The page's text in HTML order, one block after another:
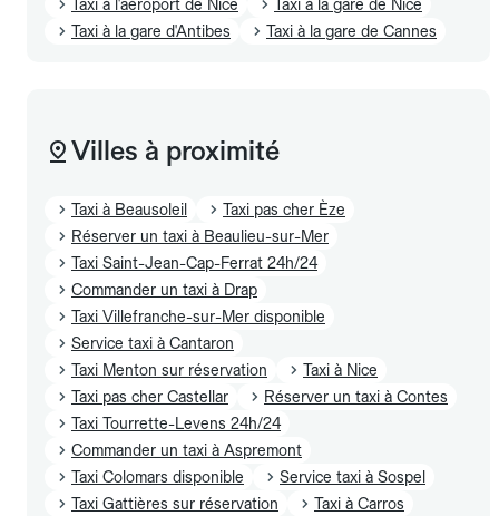
Taxi à l'aéroport de Nice
Taxi à la gare de Nice
Taxi à la gare d'Antibes
Taxi à la gare de Cannes
Villes à proximité
Taxi à Beausoleil
Taxi pas cher Èze
Réserver un taxi à Beaulieu-sur-Mer
Taxi Saint-Jean-Cap-Ferrat 24h/24
Commander un taxi à Drap
Taxi Villefranche-sur-Mer disponible
Service taxi à Cantaron
Taxi Menton sur réservation
Taxi à Nice
Taxi pas cher Castellar
Réserver un taxi à Contes
Taxi Tourrette-Levens 24h/24
Commander un taxi à Aspremont
Taxi Colomars disponible
Service taxi à Sospel
Taxi Gattières sur réservation
Taxi à Carros